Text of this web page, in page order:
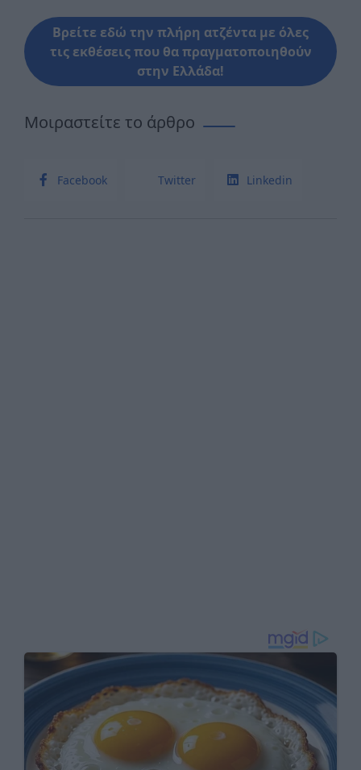
Βρείτε εδώ την πλήρη ατζέντα με όλες
τις εκθέσεις που θα πραγματοποιηθούν
στην Ελλάδα!
Μοιραστείτε το άρθρο
Facebook Twitter Linkedin